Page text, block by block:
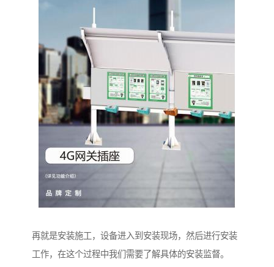
再就是安装施工，设备进入到安装现场，然后进行安装
工作，在这个过程中我们需要了解具体的安装监督。